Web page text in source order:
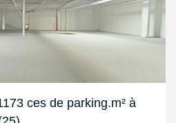
ces de parking.m² à